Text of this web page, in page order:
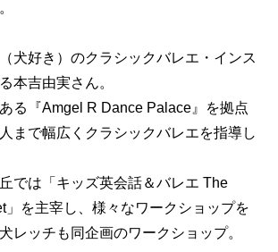
犬好き）のクラシックバレエ・インス
本吉由実さん。
る『Amgel R Dance Palace』を拠点
まで幅広くクラシックバレエを指導し
では「キッズ英会話＆バレエ The
」を主宰し、様々なワークショップを
レッチも同企画のワークショップ。